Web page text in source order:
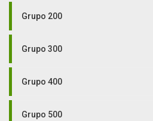
Grupo 200
Grupo 300
Grupo 400
Grupo 500